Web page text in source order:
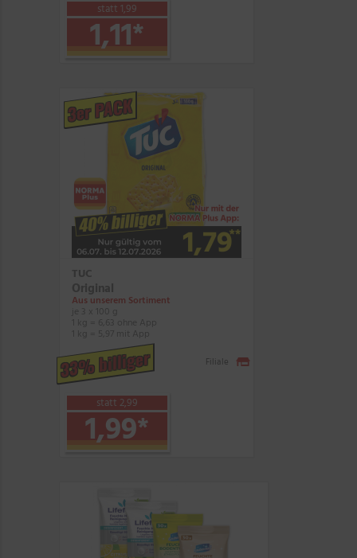
statt 1,99
1,11*
3er PACK
TUC
Original
Aus unserem Sortiment
1 kg = 6,63 ohne App
1 kg = 5,97 mit App
33% billiger
statt 2,99
1,99*
Filiale